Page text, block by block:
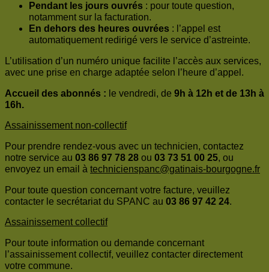
Pendant les jours ouvrés : pour toute question,
notamment sur la facturation.
En dehors des heures ouvrées : l’appel est
automatiquement redirigé vers le service d’astreinte.
L’utilisation d’un numéro unique facilite l’accès aux services,
avec une prise en charge adaptée selon l’heure d’appel.
Accueil des abonnés : le vendredi, de 9h à 12h et de 13h à
16h.
Assainissement non-collectif
Pour prendre rendez-vous avec un technicien, contactez
notre service au 03 86 97 78 28 ou 03 73 51 00 25, ou
envoyez un email à technicienspanc@gatinais-bourgogne.fr
Pour toute question concernant votre facture, veuillez
contacter le secrétariat du SPANC au 03 86 97 42 24.
Assainissement collectif
Pour toute information ou demande concernant
l’assainissement collectif, veuillez contacter directement
votre commune.